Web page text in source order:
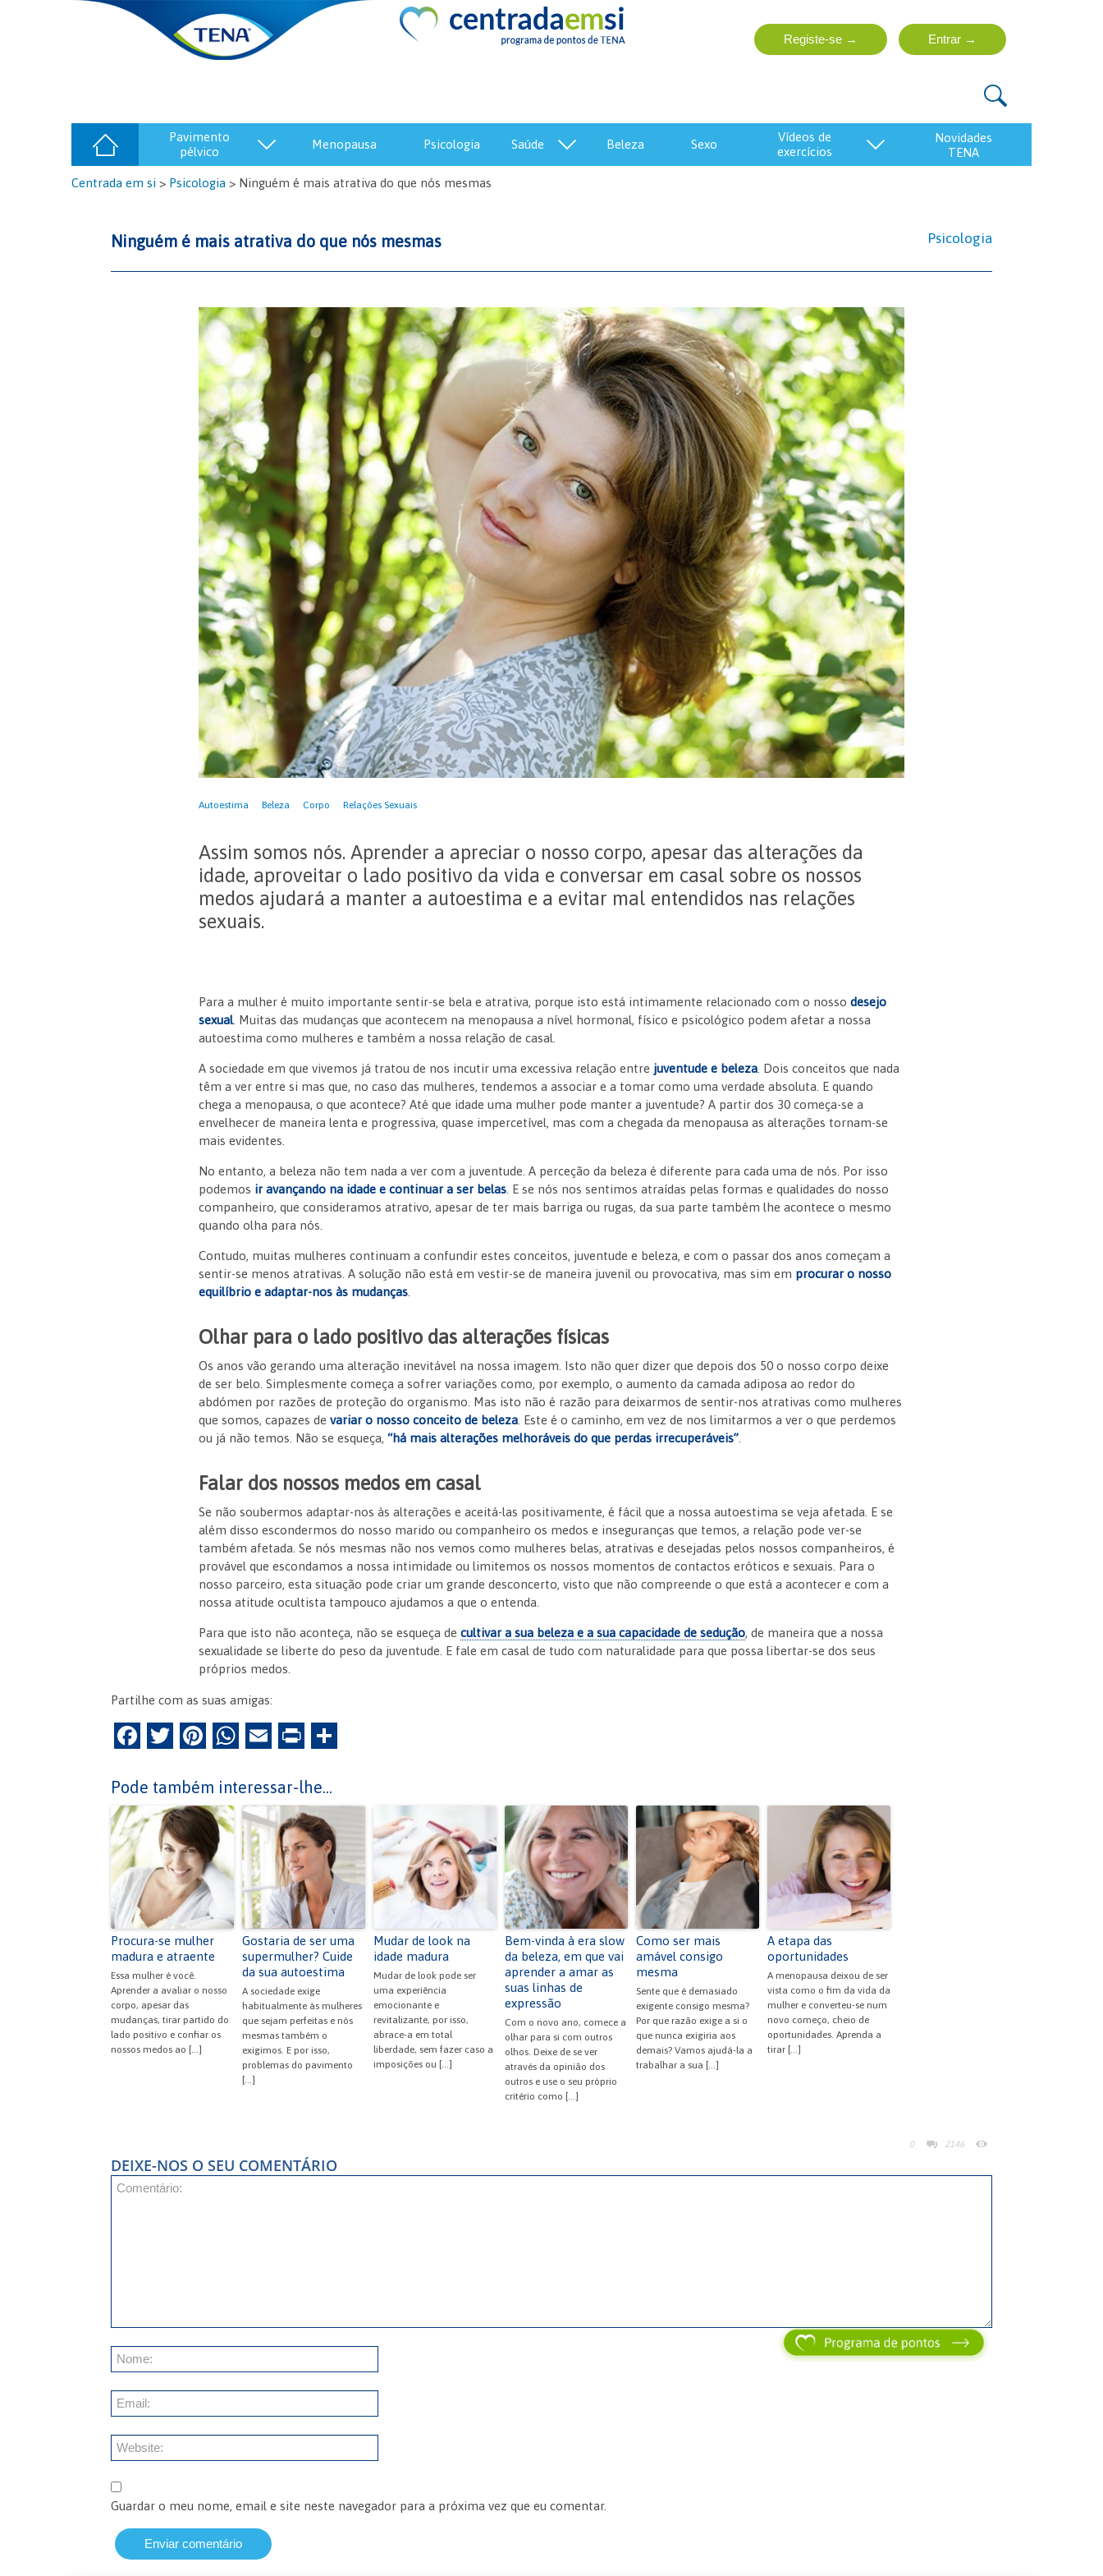
pavimento
pélvico
menopausa psicologia saúde beleza sexo
vídeos de
exercícios
Centrada em si > Psicologia > Ninguém é mais atrativa do que nós mesmas
Ninguém é mais atrativa do que nós mesmas Psicologia
0 2146
Autoestima Beleza Corpo Relações Sexuais
Assim somos nós. Aprender a apreciar o nosso corpo, apesar das alterações da
idade, aproveitar o lado positivo da vida e conversar em casal sobre os nossos
medos ajudará a manter a autoestima e a evitar mal entendidos nas relações
sexuais.
Para a mulher é muito importante sentir-se bela e atrativa, porque isto está intimamente relacionado com o nossodesejo
sexual. Muitas das mudanças que acontecem na menopausa a nível hormonal, físico e psicológico podem afetar a nossa
autoestima como mulheres e também a nossa relação de casal.
A sociedade em que vivemos já tratou de nos incutir uma excessiva relação entre juventude e beleza . Dois conceitos que nada
têm a ver entre si mas que, no caso das mulheres, tendemos a associar e a tomar como uma verdade absoluta. E quando
chega a menopausa, o que acontece? Até que idade uma mulher pode manter a juventude? A partir dos 30 começa-se a
envelhecer de maneira lenta e progressiva, quase impercetível, mas com a chegada da menopausa as alterações tornam-se
mais evidentes.
No entanto, a beleza não tem nada a ver com a juventude. A perceção da beleza é diferente para cada uma de nós. Por isso
podemos ir avançando na idade e continuar a ser belas . E se nós nos sentimos atraídas pelas formas e qualidades do nosso
companheiro, que consideramos atrativo, apesar de ter mais barriga ou rugas, da sua parte também lhe acontece o mesmo
quando olha para nós.
Contudo, muitas mulheres continuam a confundir estes conceitos, juventude e beleza, e com o passar dos anos começam a
sentir-se menos atrativas. A solução não está em vestir-se de maneira juvenil ou provocativa, mas sim em procurar o nosso
equilíbrio e adaptar-nos às mudanças
Olhar para o lado positivo das alterações físicas
Os anos vão gerando uma alteração inevitável na nossa imagem. Isto não quer dizer que depois dos 50 o nosso corpo deixe
de ser belo. Simplesmente começa a sofrer variações como, por exemplo, o aumento da camada adiposa ao redor do
abdómen por razões de proteção do organismo. Mas isto não é razão para deixarmos de sentir-nos atrativas como mulheres
que somos, capazes devariar o nosso conceito de beleza . Este é o caminho, em vez de nos limitarmos a ver o que perdemos
ou já não temos. Não se esqueça,“há mais alterações melhoráveis do que perdas irrecuperáveis”
Falar dos nossos medos em casal
Se não soubermos adaptar-nos às alterações e aceitá-las positivamente, é fácil que a nossa autoestima se veja afetada. E se
além disso escondermos do nosso marido ou companheiro os medos e inseguranças que temos, a relação pode ver-se
também afetada. Se nós mesmas não nos vemos como mulheres belas, atrativas e desejadas pelos nossos companheiros, é
provável que escondamos a nossa intimidade ou limitemos os nossos momentos de contactos eróticos e sexuais. Para o
nosso parceiro, esta situação pode criar um grande desconcerto, visto que não compreende o que está a acontecer e com a
nossa atitude ocultista tampouco ajudamos a que o entenda.
Para que isto não aconteça, não se esqueça decultivar a sua beleza e a sua capacidade de sedução, de maneira que a nossa
sexualidade se liberte do peso da juventude. E fale em casal de tudo com naturalidade para que possa libertar-se dos seus
próprios medos.
Partilhe com as suas amigas:
F
c
e
b
o
o
k
T
itt
er
Pi
er
es
t
W
at
s
A
p
p
E
ai
l
Pr
tF
ri
e
n
dl
y
h
Pode também interessar-lhe...
Procura-se mulher
madura e atraente
Essa mulher é você.
Aprender a avaliar o nosso
corpo, apesar das
mudanças, tirar partido do
lado positivo e confiar os
nossos medos ao […]
Gostaria de ser uma
supermulher? Cuide
da sua autoestima
A sociedade exige
habitualmente às mulheres
que sejam perfeitas e nós
mesmas também o
exigimos. E por isso,
problemas do pavimento
[…]
Mudar de look na
idade madura
Mudar de look pode ser
uma experiência
emocionante e
revitalizante, por isso,
abrace-a em total
liberdade, sem fazer caso a
imposições ou […]
Bem-vinda à era slow
da beleza, em que vai
aprender a amar as
suas linhas de
expressão
Com o novo ano, comece a
olhar para si com outros
olhos. Deixe de se ver
através da opinião dos
outros e use o seu próprio
critério como […]
Como ser mais
amável consigo
mesma
Sente que é demasiado
exigente consigo mesma?
Por que razão exige a si o
que nunca exigiria aos
demais? Vamos ajudá-la a
trabalhar a sua […]
A etapa das
oportunidades
A menopausa deixou de ser
vista como o fim da vida da
mulher e converteu-se num
novo começo, cheio de
oportunidades. Aprenda a
tirar […]
DEIXE-NOS O SEU COMENTÁRIO
Guardar o meu nome, email e site neste navegador para a próxima vez que eu comentar.